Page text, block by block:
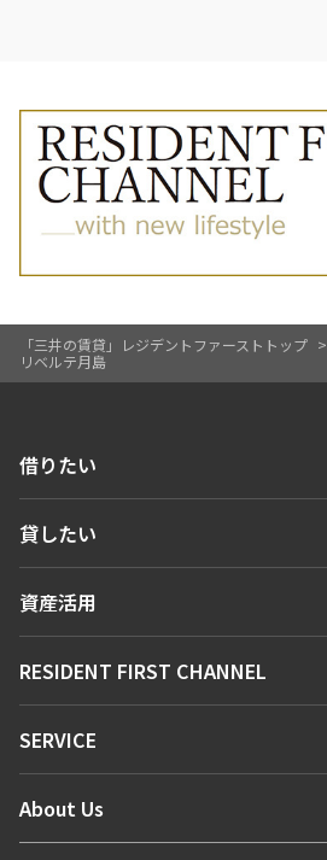
「三井の賃貸」レジデントファーストトップ
リベルテ月島
借りたい
人気エリアから探す
新着情報から探す
新着募集情報
貸したい
お問い合わせ
資産活用
お問い合わせ
RESIDENT FIRST CHANNEL
マンションレポート
住まいのコラム
SERVICE
会員ページ
About Us